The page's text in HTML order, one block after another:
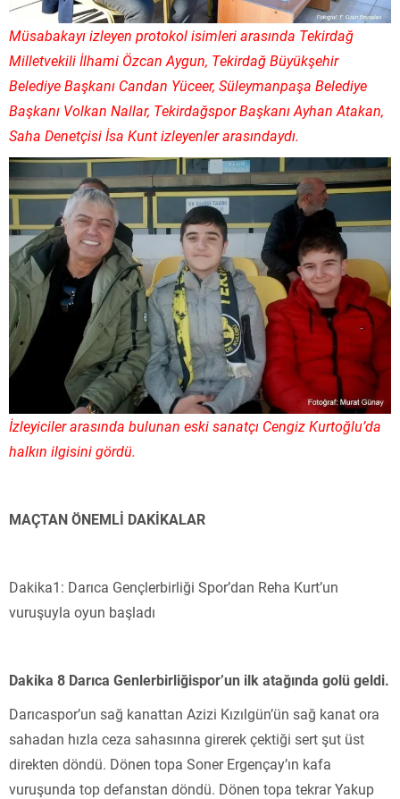
Müsabakayı izleyen protokol isimleri arasında Tekirdağ
Milletvekili İlhami Özcan Aygun, Tekirdağ Büyükşehir
Belediye Başkanı Candan Yüceer, Süleymanpaşa Belediye
Başkanı Volkan Nallar, Tekirdağspor Başkanı Ayhan Atakan,
Saha Denetçisi İsa Kunt izleyenler arasındaydı.
İzleyiciler arasında bulunan eski sanatçı Cengiz Kurtoğlu’da
halkın ilgisini gördü.
MAÇTAN ÖNEMLİ DAKİKALAR
Dakika1: Darıca Gençlerbirliği Spor’dan Reha Kurt’un
vuruşuyla oyun başladı
Dakika 8 Darıca Genlerbirliğispor’un ilk atağında golü geldi.
Darıcaspor’un sağ kanattan Azizi Kızılgün’ün sağ kanat ora
sahadan hızla ceza sahasınna girerek çektiği sert şut üst
direkten döndü. Dönen topa Soner Ergençay’ın kafa
vuruşunda top defanstan döndü. Dönen topa tekrar Yakup